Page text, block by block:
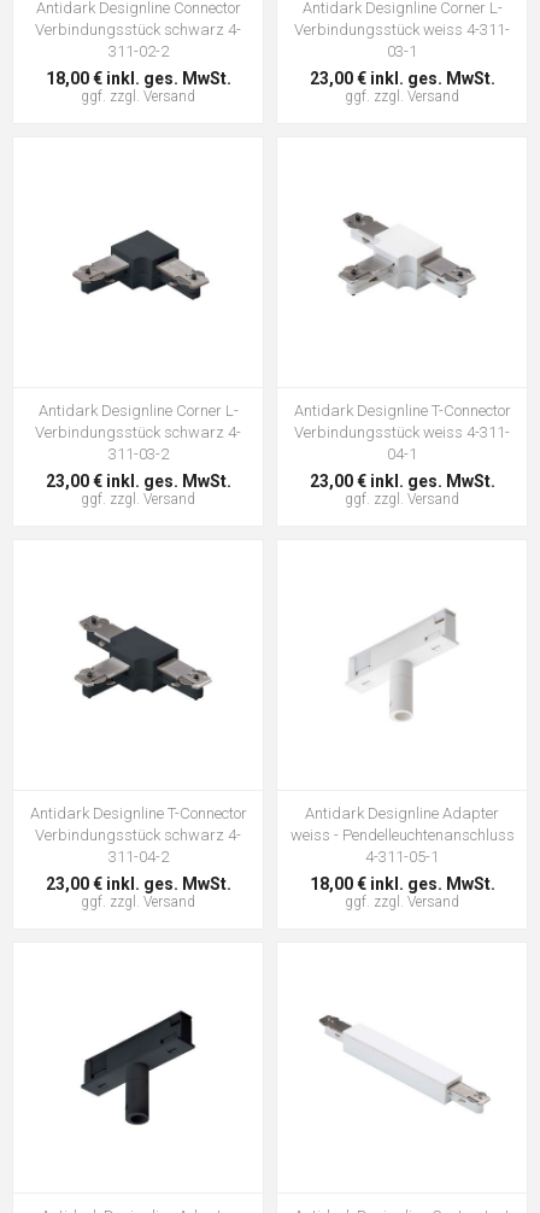
Antidark Designline Connector
Verbindungsstück schwarz 4-
311-02-2
18,00 € inkl. ges. MwSt.
ggf. zzgl. Versand
Antidark Designline Corner L-
Verbindungsstück weiss 4-311-
03-1
23,00 € inkl. ges. MwSt.
ggf. zzgl. Versand
Antidark Designline Corner L-
Verbindungsstück schwarz 4-
311-03-2
23,00 € inkl. ges. MwSt.
ggf. zzgl. Versand
Antidark Designline T-Connector
Verbindungsstück weiss 4-311-
04-1
23,00 € inkl. ges. MwSt.
ggf. zzgl. Versand
Antidark Designline T-Connector
Verbindungsstück schwarz 4-
311-04-2
23,00 € inkl. ges. MwSt.
ggf. zzgl. Versand
Antidark Designline Adapter
weiss - Pendelleuchtenanschluss
4-311-05-1
18,00 € inkl. ges. MwSt.
ggf. zzgl. Versand